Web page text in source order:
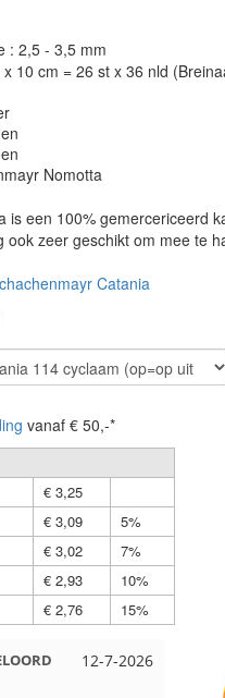
: 2,5 - 3,5 mm
10 cm = 26 st x 36 nld
Nomotta
is een 100% gemercericeerd
ook zeer geschikt om mee te
Catania
vanaf € 50,-*
€ 3,25
€ 3,09
5%
€ 3,02
7%
€ 2,93
10%
€ 2,76 15%
12-7-2026